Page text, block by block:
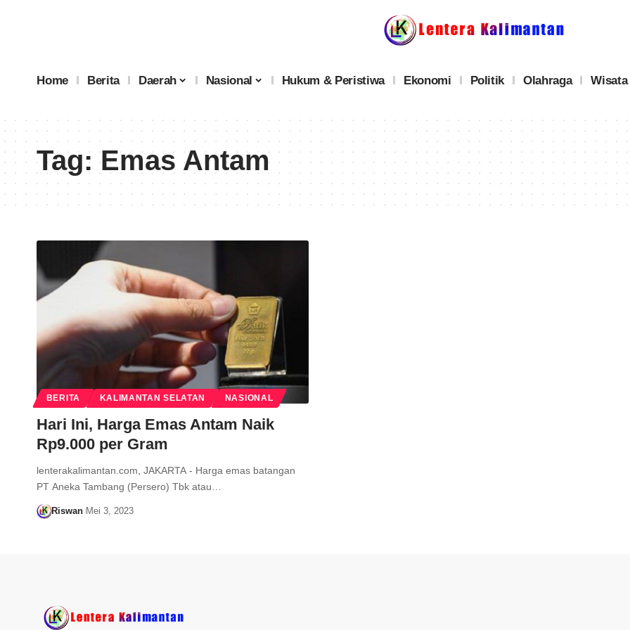
Home Berita Daerah Nasional Hukum & Peristiwa Ekonomi Politik Olahraga Wisata
Tag:Emas Antam
BERITA KALIMANTAN SELATAN NASIONAL
Hari Ini, Harga Emas Antam Naik
Rp9.000 per Gram
lenterakalimantan.com, JAKARTA - Harga emas batangan
PT Aneka Tambang (Persero) Tbk atau…
Riswan Mei 3, 2023